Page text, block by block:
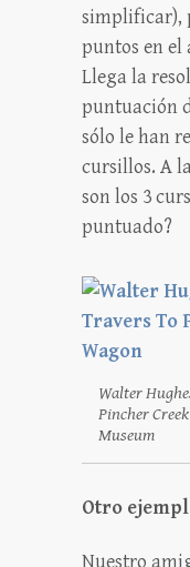
simplificar),
puntos en el
Llega la
puntuación
sólo le han
cursillos. A
son los 3
puntuado?
Walter
Pincher
Museum
Otro
Nuestro